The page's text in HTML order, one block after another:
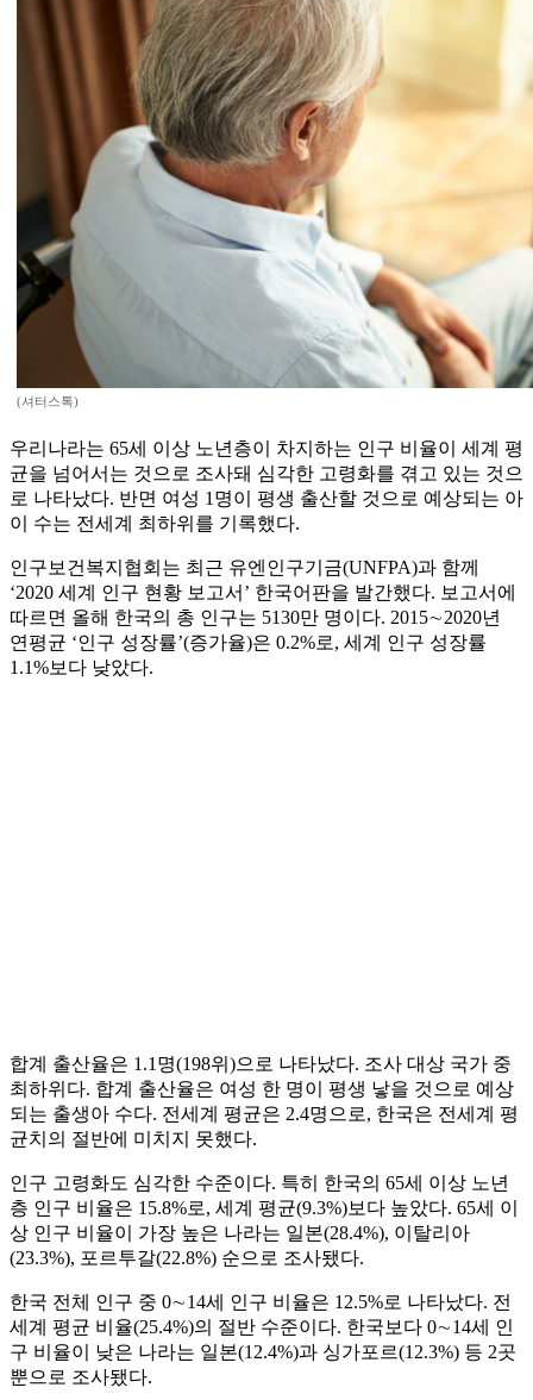
(셔터스톡)
우리나라는 65세 이상 노년층이 차지하는 인구 비율이 세계 평
균을 넘어서는 것으로 조사돼 심각한 고령화를 겪고 있는 것으
로 나타났다. 반면 여성 1명이 평생 출산할 것으로 예상되는 아
이 수는 전세계 최하위를 기록했다.
인구보건복지협회는 최근 유엔인구기금(UNFPA)과 함께
‘2020 세계 인구 현황 보고서’ 한국어판을 발간했다. 보고서에
따르면 올해 한국의 총 인구는 5130만 명이다. 2015∼2020년
연평균 ‘인구 성장률’(증가율)은 0.2%로, 세계 인구 성장률
1.1%보다 낮았다.
합계 출산율은 1.1명(198위)으로 나타났다. 조사 대상 국가 중
최하위다. 합계 출산율은 여성 한 명이 평생 낳을 것으로 예상
되는 출생아 수다. 전세계 평균은 2.4명으로, 한국은 전세계 평
균치의 절반에 미치지 못했다.
인구 고령화도 심각한 수준이다. 특히 한국의 65세 이상 노년
층 인구 비율은 15.8%로, 세계 평균(9.3%)보다 높았다. 65세 이
상 인구 비율이 가장 높은 나라는 일본(28.4%), 이탈리아
(23.3%), 포르투갈(22.8%) 순으로 조사됐다.
한국 전체 인구 중 0∼14세 인구 비율은 12.5%로 나타났다. 전
세계 평균 비율(25.4%)의 절반 수준이다. 한국보다 0∼14세 인
구 비율이 낮은 나라는 일본(12.4%)과 싱가포르(12.3%) 등 2곳
뿐으로 조사됐다.